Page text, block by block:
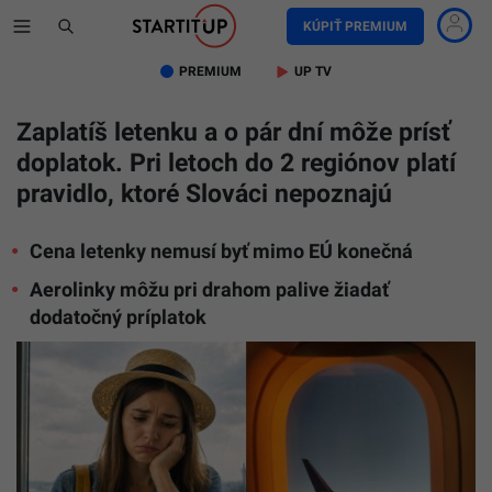
KÚPIŤ PREMIUM
PREMIUM UP TV
Zaplatíš letenku a o pár dní môže prísť
doplatok. Pri letoch do 2 regiónov platí
pravidlo, ktoré Slováci nepoznajú
Cena letenky nemusí byť mimo EÚ konečná
Aerolinky môžu pri drahom palive žiadať
dodatočný príplatok
Na
snímke